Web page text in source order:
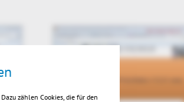
zählen Cookies, die für den